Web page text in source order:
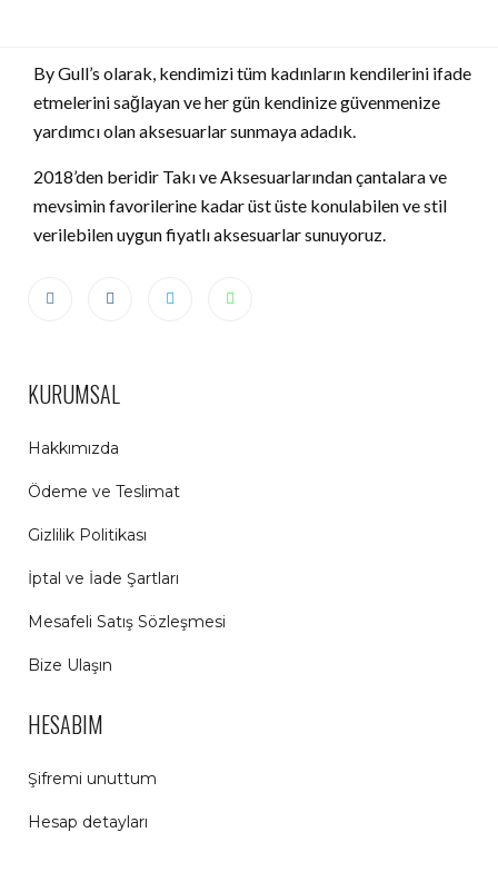
By Gull’s olarak, kendimizi tüm kadınların kendilerini ifade
etmelerini sağlayan ve her gün kendinize güvenmenize
yardımcı olan aksesuarlar sunmaya adadık.
2018’den beridir Takı ve Aksesuarlarından çantalara ve
mevsimin favorilerine kadar üst üste konulabilen ve stil
verilebilen uygun fiyatlı aksesuarlar sunuyoruz.
KURUMSAL
Hakkımızda
Ödeme ve Teslimat
Gizlilik Politikası
İptal ve İade Şartları
Mesafeli Satış Sözleşmesi
Bize Ulaşın
HESABIM
Şifremi unuttum
Hesap detayları